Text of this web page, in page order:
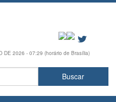
DE 2026 - 07:29 (horário de Brasília)